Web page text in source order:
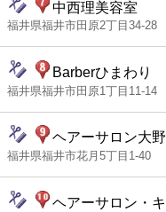
中西理美容室
福井県福井市田原2丁目34-28
Barberひまわり
福井県福井市田原1丁目11-14
ヘアーサロン大野
福井県福井市花月5丁目1-40
ヘアーサロン・